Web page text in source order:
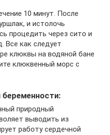
10 минут. После
и истолочь
процедить через сито и
Все как следует
клюквы на водяной бане
клюквенный морс с
природный
выводить из
работу сердечной